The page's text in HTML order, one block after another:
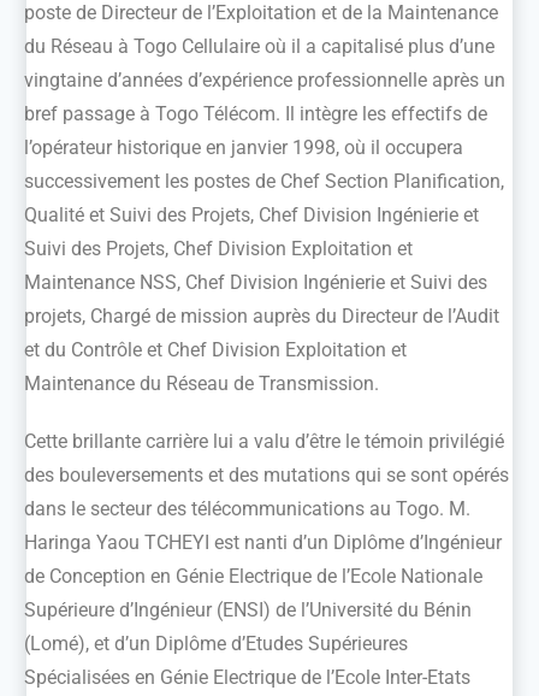
poste de Directeur de l’Exploitation et de la Maintenance
du Réseau à Togo Cellulaire où il a capitalisé plus d’une
vingtaine d’années d’expérience professionnelle après un
bref passage à Togo Télécom. Il intègre les effectifs de
l’opérateur historique en janvier 1998, où il occupera
successivement les postes de Chef Section Planification,
Qualité et Suivi des Projets, Chef Division Ingénierie et
Suivi des Projets, Chef Division Exploitation et
Maintenance NSS, Chef Division Ingénierie et Suivi des
projets, Chargé de mission auprès du Directeur de l’Audit
et du Contrôle et Chef Division Exploitation et
Maintenance du Réseau de Transmission.
Cette brillante carrière lui a valu d’être le témoin privilégié
des bouleversements et des mutations qui se sont opérés
dans le secteur des télécommunications au Togo. M.
Haringa Yaou TCHEYI est nanti d’un Diplôme d’Ingénieur
de Conception en Génie Electrique de l’Ecole Nationale
Supérieure d’Ingénieur (ENSI) de l’Université du Bénin
(Lomé), et d’un Diplôme d’Etudes Supérieures
Spécialisées en Génie Electrique de l’Ecole Inter-Etats